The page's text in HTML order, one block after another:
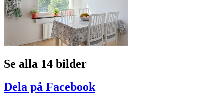
Se alla 14 bilder
Dela på Facebook